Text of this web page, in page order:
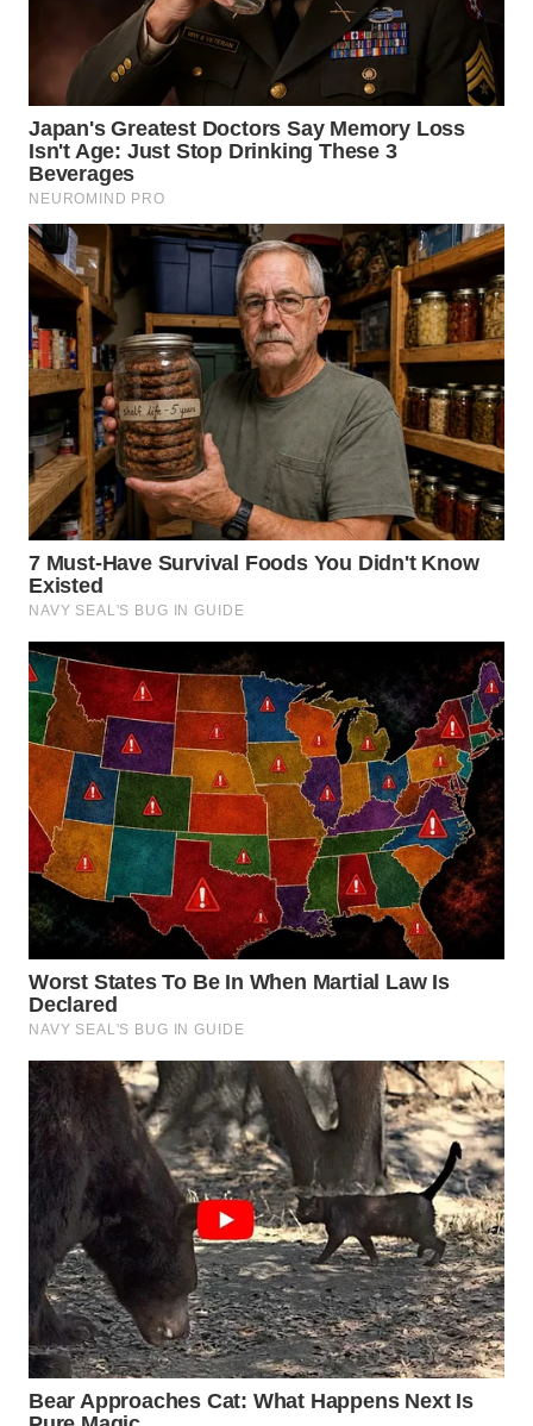
WN
TAPANULI
WN
SAMOSIR
WN
PADANG
LAWAS
WN
SUMEDANG
WN
CIANJUR
WN
KEPULAUAN
SERIBU
WN
TANGERANG
WN
BINJAI
WN
CIREBON
WN
INDRAMAYU
WN
WN
MAJALENGKA
WN
SUBANG
WN
SUKABUMI
WN
PURWAKARTA